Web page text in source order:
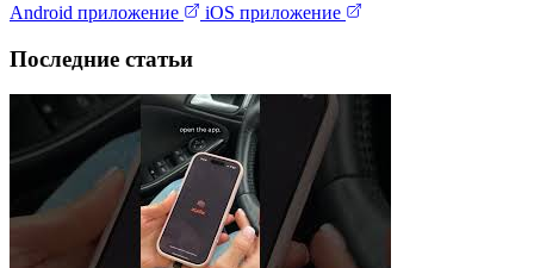
Android приложение iOS приложение
Последние статьи